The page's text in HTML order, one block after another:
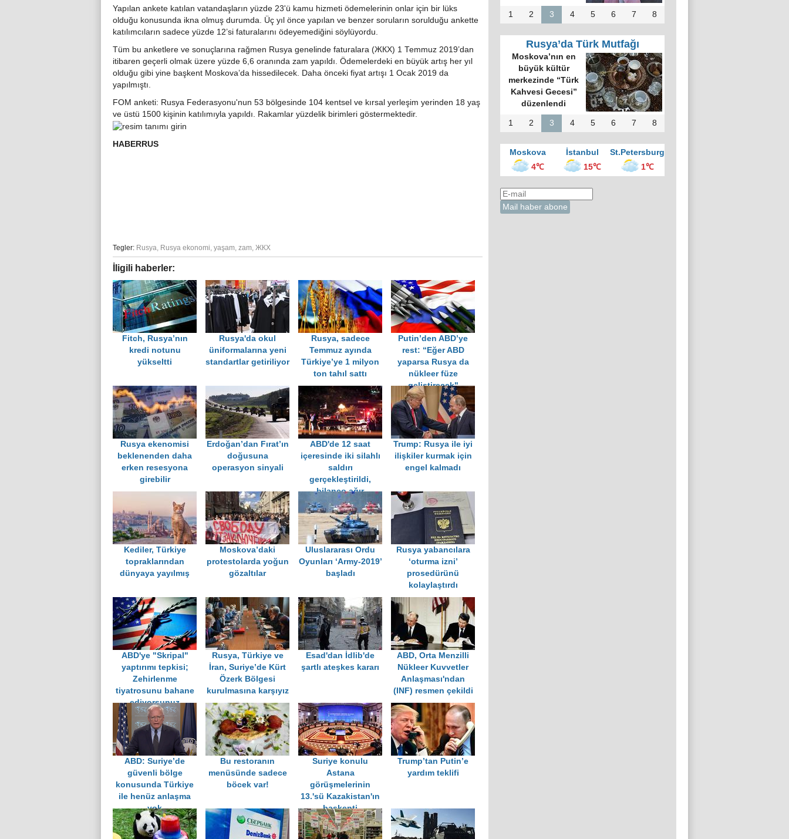
Yapılan ankete katılan vatandaşların yüzde 23'ü kamu hizmeti ödemelerinin onlar için bir lüks
olduğu konusunda ikna olmuş durumda. Üç yıl önce yapılan ve benzer soruların sorulduğu ankette
katılımcıların sadece yüzde 12’si faturalarını ödeyemediğini söylüyordu.
Tüm bu anketlere ve sonuçlarına rağmen Rusya genelinde faturalara (ЖКХ) 1 Temmuz 2019’dan
itibaren geçerli olmak üzere yüzde 6,6 oranında zam yapıldı. Ödemelerdeki en büyük artış her yıl
olduğu gibi yine başkent Moskova’da hissedilecek. Daha önceki fiyat artışı 1 Ocak 2019 da
yapılmıştı.
FOM anketi: Rusya Federasyonu'nun 53 bölgesinde 104 kentsel ve kırsal yerleşim yerinden 18 yaş
ve üstü 1500 kişinin katılımıyla yapıldı. Rakamlar yüzdelik birimleri göstermektedir.
HABERRUS
Tegler: Rusya, Rusya ekonomi, yaşam, zam, ЖКХ
İligili haberler:
Fitch, Rusya’nın
kredi notunu
yükseltti
Rusya'da okul
üniformalarına yeni
standartlar getiriliyor
Rusya, sadece
Temmuz ayında
Türkiye’ye 1 milyon
ton tahıl sattı
Putin’den ABD’ye
rest: “Eğer ABD
yaparsa Rusya da
nükleer füze
geliştirecek"
Rusya ekenomisi
beklenenden daha
erken resesyona
girebilir
Erdoğan’dan Fırat’ın
doğusuna
operasyon sinyali
ABD'de 12 saat
içeresinde iki silahlı
saldırı
gerçekleştirildi,
bilanço ağır
Trump: Rusya ile iyi
ilişkiler kurmak için
engel kalmadı
Kediler, Türkiye
topraklarından
dünyaya yayılmış
Moskova’daki
protestolarda yoğun
gözaltılar
Uluslararası Ordu
Oyunları ‘Army-2019’
başladı
Rusya yabancılara
‘oturma izni’
prosedürünü
kolaylaştırdı
ABD'ye "Skripal"
yaptırımı tepkisi;
Zehirlenme
tiyatrosunu bahane
ediyorsunuz
Rusya, Türkiye ve
İran, Suriye’de Kürt
Özerk Bölgesi
kurulmasına karşıyız
Esad'dan İdlib'de
şartlı ateşkes kararı
ABD, Orta Menzilli
Nükleer Kuvvetler
Anlaşması'ndan
(INF) resmen çekildi
ABD: Suriye’de
güvenli bölge
konusunda Türkiye
ile henüz anlaşma
yok
Bu restoranın
menüsünde sadece
böcek var!
Suriye konulu
Astana
görüşmelerinin
13.'sü Kazakistan'ın
başkenti
Nursultan'da
yapılıyor
Trump’tan Putin’e
yardım teklifi
1 2 3 4 5 6 7 8
Rusya’da Türk Mutfağı
Moskova’nın en
büyük kültür
merkezinde “Türk
Kahvesi Gecesi”
düzenlendi
1 2 3 4 5 6 7 8
Moskova İstanbul
St.Petersburg
4℃
15℃ 1℃